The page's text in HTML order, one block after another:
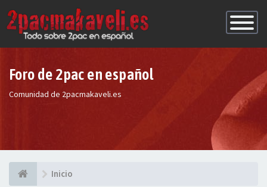
de
Foro de 2pac en español
Comunidad de 2pacmakaveli.es
Inicio